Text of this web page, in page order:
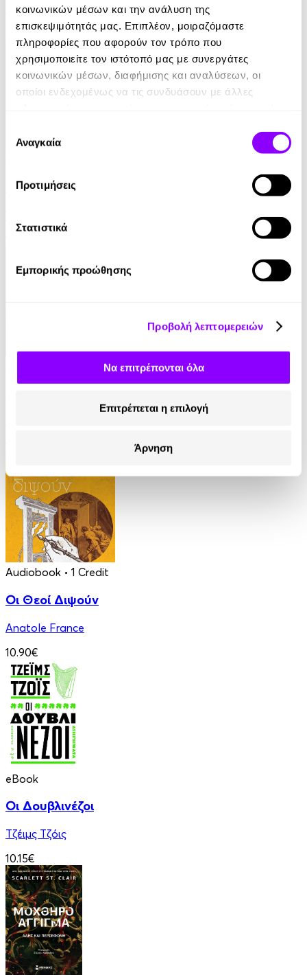
κοινωνικών μέσων και την ανάλυση της
επισκεψιμότητάς μας. Επιπλέον, μοιραζόμαστε
πληροφορίες που αφορούν τον τρόπο που
χρησιμοποιείτε τον ιστότοπό μας με συνεργάτες
κοινωνικών μέσων, διαφήμισης και αναλύσεων, οι
οποίοι ενδεχομένως να τις συνδυάσουν με άλλες
των υπηρεσιών τους.
συγκατάθεσης
Αναγκαία
Προτιμήσεις
Στατιστικά
Εμπορικής προώθησης
Προβολή λεπτομερειών
Να επιτρέπονται όλα
Επιτρέπεται η επιλογή
Άρνηση
Ρέιμοντ Κάρβερ
7.99€
Στο Σπίτι Της
• 1 Credit
Audiobook • 1 Credit
Οι Θεοί Διψούν
Anatole France
10.90€
eBook
Οι Δουβλινέζοι
Τζέιμς Τζόις
10.15€